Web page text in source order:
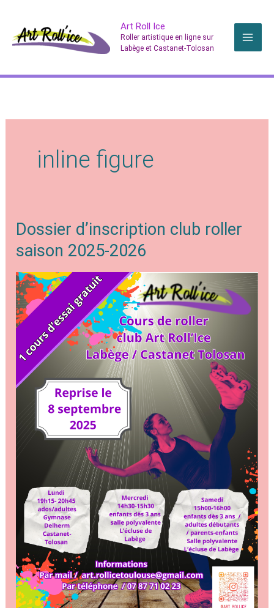
contenu
Art Roll Ice
Roller artistique en ligne sur
Labège et Castanet-Tolosan
inline figure
Dossier d’inscription club roller
saison 2025-2026